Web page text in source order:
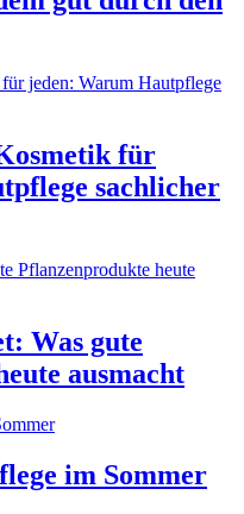
für
sachlicher
Was gute
ausmacht
im Sommer